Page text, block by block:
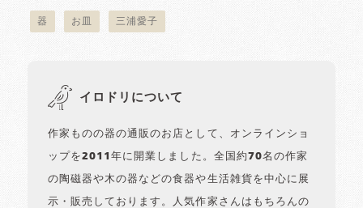
器 お皿 三浦愛子
イロドリについて
作家ものの器の通販のお店として、オンラインショ
ップを2011年に開業しました。全国約70名の作家
の陶磁器や木の器などの食器や生活雑貨を中心に展
示・販売しております。人気作家さんはもちろんの